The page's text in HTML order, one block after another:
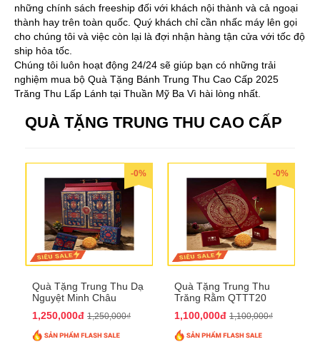
những chính sách freeship đối với khách nội thành và cả ngoại
thành hay trên toàn quốc. Quý khách chỉ cần nhấc máy lên gọi
cho chúng tôi và việc còn lại là đợi nhận hàng tận cửa với tốc độ
ship hỏa tốc.
Chúng tôi luôn hoạt động 24/24 sẽ giúp bạn có những trải
nghiệm mua bộ Quà Tặng Bánh Trung Thu Cao Cấp 2025
Trăng Thu Lấp Lánh tại Thuần Mỹ Ba Vì hài lòng nhất.
QUÀ TẶNG TRUNG THU CAO CẤP
-0%
Quà Tặng Trung Thu Dạ
Nguyệt Minh Châu
1,250,000đ 1,250,000₫
-0%
Quà Tặng Trung Thu
Trăng Rằm QTTT20
1,100,000đ 1,100,000₫